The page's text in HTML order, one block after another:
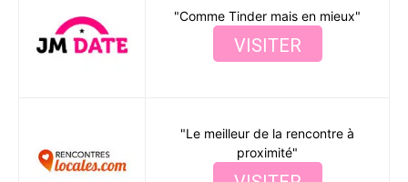
"Comme Tinder mais en mieux"
VISITER
"Le meilleur de la rencontre à
proximité"